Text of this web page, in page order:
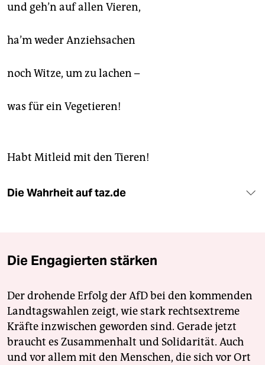
und geh’n auf allen Vieren,
ha’m weder Anziehsachen
noch Witze, um zu lachen –
was für ein Vegetieren!
Habt Mitleid mit den Tieren!
Die Wahrheit auf taz.de
Die Engagierten stärken
Der drohende Erfolg der AfD bei den kommenden
Landtagswahlen zeigt, wie stark rechtsextreme
Kräfte inzwischen geworden sind. Gerade jetzt
braucht es Zusammenhalt und Solidarität. Auch
und vor allem mit den Menschen, die sich vor Ort